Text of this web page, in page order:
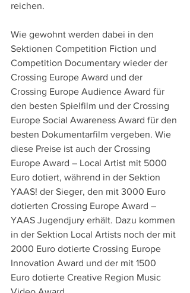
reichen.
Wie gewohnt werden dabei in den
Sektionen Competition Fiction und
Competition Documentary wieder der
Crossing Europe Award und der
Crossing Europe Audience Award für
den besten Spielfilm und der Crossing
Europe Social Awareness Award für den
besten Dokumentarfilm vergeben. Wie
diese Preise ist auch der Crossing
Europe Award – Local Artist mit 5000
Euro dotiert, während in der Sektion
YAAS! der Sieger, den mit 3000 Euro
dotierten Crossing Europe Award –
YAAS Jugendjury erhält. Dazu kommen
in der Sektion Local Artists noch der mit
2000 Euro dotierte Crossing Europe
Innovation Award und der mit 1500
Euro dotierte Creative Region Music